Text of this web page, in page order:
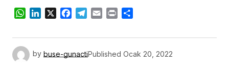
WhatsApp
LinkedIn
X Facebook
Telegram
Email Print
by buse-gunactiPublished Ocak 20, 2022